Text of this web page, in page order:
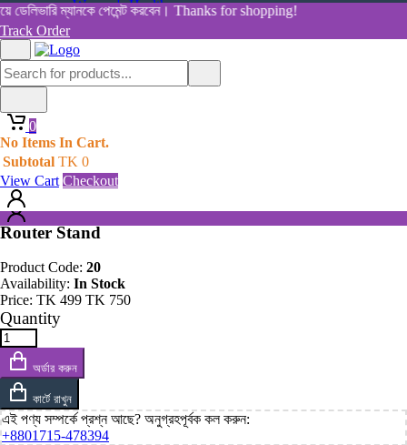
ম্যানকে পেমেন্ট করবেন। Thanks for shopping!
Track Order
0
No Items In Cart.
Subtotal TK 0
View Cart Checkout
Women's Health
View All Categories
Shop By Category
Home
0
No Items In Cart.
Subtotal TK0
View Cart
Router Stand
Router Stand
Product Code: 20
Availability: In Stock
Price: TK 499 TK 750
Quantity
অর্ডার করুন
কার্টে রাখুন
এই পণ্য সম্পর্কে প্রশ্ন আছে? অনুগ্রহপূর্বক কল করুন:
+8801715-478394